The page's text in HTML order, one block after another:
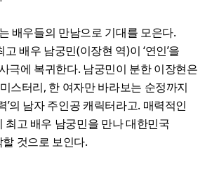
배우들의 만남으로 기대를 모은다.
배우 남궁민(이장현 역)이 ‘연인’을
극에 복귀한다. 남궁민이 분한 이장현은
스터리, 한 여자만 바라보는 순정까지
’의 남자 주인공 캐릭터라고. 매력적인
최고 배우 남궁민을 만나 대한민국
것으로 보인다.